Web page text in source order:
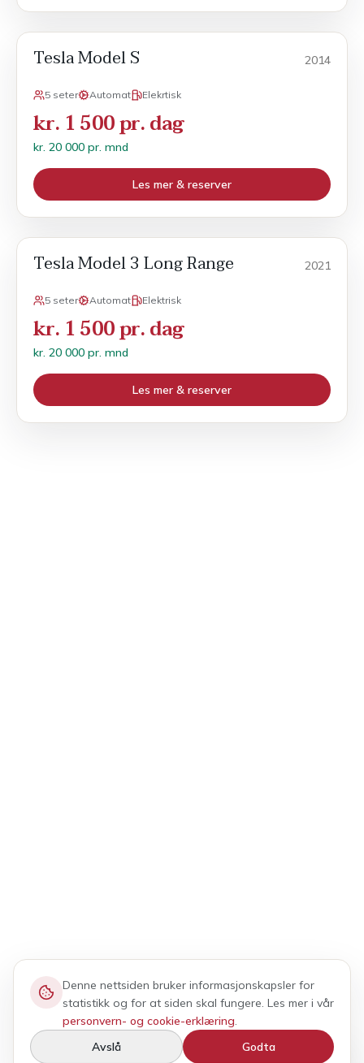
Denne nettsiden bruker informasjonskapsler for
statistikk og for at siden skal fungere. Les mer i vår
personvern- og cookie-erklæring.
Avslå
Godta
Tesla Model S 2014
5 seter Automat Elekrtisk
kr. 1 500 pr. dag
kr. 20 000 pr. mnd
Les mer & reserver
POPULÆR
Tesla Model 3 Long Range 2021
5 seter Automat Elektrisk
kr. 1 500 pr. dag
kr. 20 000 pr. mnd
Les mer & reserver